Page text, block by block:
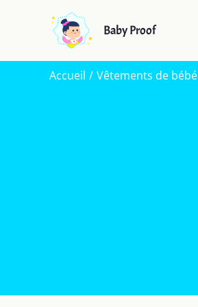
Baby Proof
Accueil Vêtements de bébé